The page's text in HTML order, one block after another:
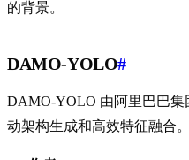
的背景。
DAMO-YOLO#
DAMO-YOLO 由阿里巴巴集
动架构生成和高效特征融合。